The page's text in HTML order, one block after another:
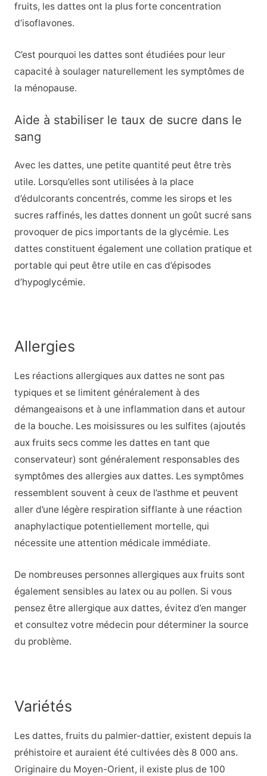
fruits, les dattes ont la plus forte concentration
d’isoflavones.
C’est pourquoi les dattes sont étudiées pour leur
capacité à soulager naturellement les symptômes de
la ménopause.
Aide à stabiliser le taux de sucre dans le
sang
Avec les dattes, une petite quantité peut être très
utile. Lorsqu’elles sont utilisées à la place
d’édulcorants concentrés, comme les sirops et les
sucres raffinés, les dattes donnent un goût sucré sans
provoquer de pics importants de la glycémie. Les
dattes constituent également une collation pratique et
portable qui peut être utile en cas d’épisodes
d’hypoglycémie.
Allergies
Les réactions allergiques aux dattes ne sont pas
typiques et se limitent généralement à des
démangeaisons et à une inflammation dans et autour
de la bouche. Les moisissures ou les sulfites (ajoutés
aux fruits secs comme les dattes en tant que
conservateur) sont généralement responsables des
symptômes des allergies aux dattes. Les symptômes
ressemblent souvent à ceux de l’asthme et peuvent
aller d’une légère respiration sifflante à une réaction
anaphylactique potentiellement mortelle, qui
nécessite une attention médicale immédiate.
De nombreuses personnes allergiques aux fruits sont
également sensibles au latex ou au pollen. Si vous
pensez être allergique aux dattes, évitez d’en manger
et consultez votre médecin pour déterminer la source
du problème.
Variétés
Les dattes, fruits du palmier-dattier, existent depuis la
préhistoire et auraient été cultivées dès 8 000 ans.
Originaire du Moyen-Orient, il existe plus de 100